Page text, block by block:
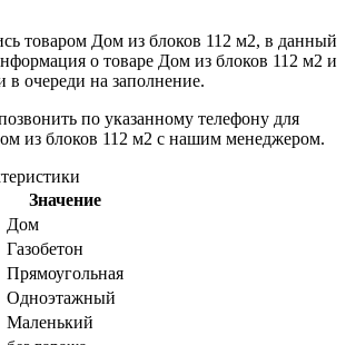
товаром Дом из блоков 112 м2, в данный
о товаре Дом из блоков 112 м2 и
в очереди на заполнение.
по указанному телефону для
из блоков 112 м2 с нашим менеджером.
Значение
Дом
Газобетон
Прямоугольная
Одноэтажный
Маленький